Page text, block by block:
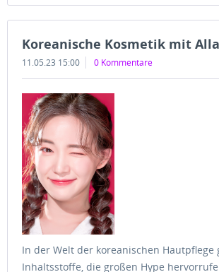
Koreanische Kosmetik mit
11.05.23 15:00 0 Kommentare
In der Welt der koreanischen Hautpflege
Inhaltsstoffe, die großen Hype